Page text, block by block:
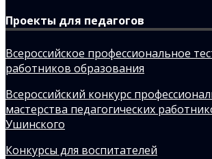
Проекты для педагогов
Всероссийское профессиональное
работников образования
Всероссийский конкурс
мастерства педагогических
Ушинского
Конкурсы для воспитателей